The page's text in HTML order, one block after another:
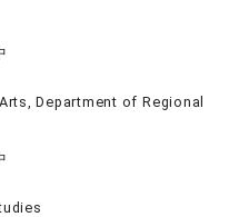
Department of Regional